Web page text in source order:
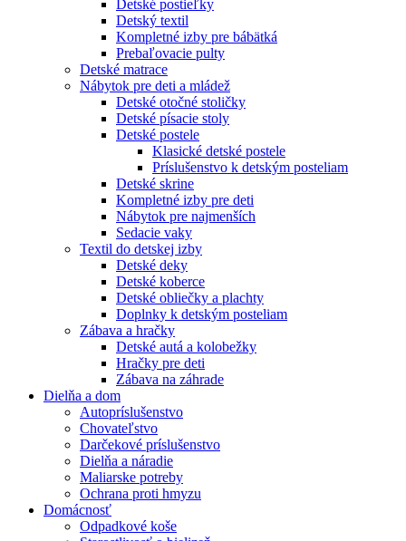
Detské postieľky
Detský textil
Kompletné izby pre bábätká
Prebaľovacie pulty
Detské matrace
Nábytok pre deti a mládež
Detské otočné stoličky
Detské písacie stoly
Detské postele
Klasické detské postele
Príslušenstvo k detským posteliam
Detské skrine
Kompletné izby pre deti
Nábytok pre najmenších
Sedacie vaky
Textil do detskej izby
Detské deky
Detské koberce
Detské obliečky a plachty
Doplnky k detským posteliam
Zábava a hračky
Detské autá a kolobežky
Hračky pre deti
Zábava na záhrade
Dielňa a dom
Autopríslušenstvo
Chovateľstvo
Darčekové príslušenstvo
Dielňa a náradie
Maliarske potreby
Ochrana proti hmyzu
Domácnosť
Odpadkové koše